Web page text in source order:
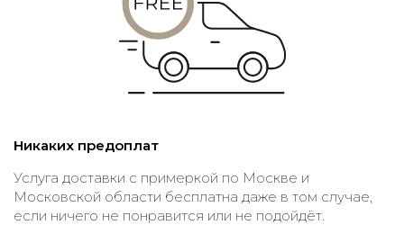
Никаких предоплат
Услуга доставки с примеркой по Москве и
Московской области бесплатна даже в том случае,
если ничего не понравится или не подойдёт.